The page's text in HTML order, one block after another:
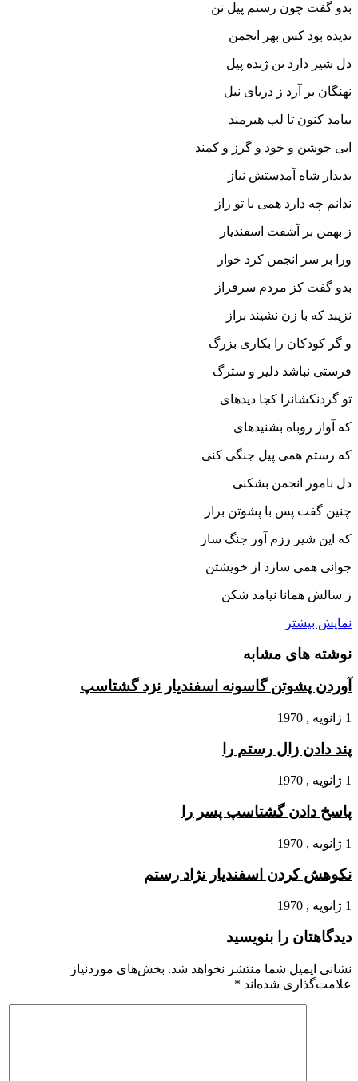
بدو گفت چون رستم پیل تن
ندیده بود کس بهر انجمن‏
دل شیر دارد تن ژنده پیل
نهنگان بر آرد ز دریاى نیل‏
بیامد کنون تا لب هیرمند
ابى جوشن و خود و گرز و کمند
بدیدار شاه آمدستش نیاز
ندانم چه دارد همى با تو راز
ز بهمن بر آشفت اسفندیار
ورا بر سر انجمن کرد خوار
بدو گفت کز مردم سرفراز
نزیبد که با زن نشیند براز
و گر کودکان را بکارى بزرگ
فرستى نباشد دلیر و سترگ‏
تو گردنکشانرا کجا دیده‏اى
که آواز روباه بشنیده‏اى‏
که رستم همى پیل جنگى کنى
دل نامور انجمن بشکنى‏
چنین گفت پس با پشوتن براز
که این شیر رزم آور جنگ ساز
جوانى همى سازد از خویشتن
ز سالش همانا نیامد شکن‏
نمایش بیشتر
نوشته های مشابه
آوردن پشوتن گاسونه اسفندیار نزد گشتاسپ
1 ژانویه , 1970
پند دادن زال رستم را
1 ژانویه , 1970
پاسخ دادن گشتاسپ پسر را
1 ژانویه , 1970
نکوهش کردن اسفندیار نژاد رستم
1 ژانویه , 1970
دیدگاهتان را بنویسید
نشانی ایمیل شما منتشر نخواهد شد. بخش‌های موردنیاز
علامت‌گذاری شده‌اند *